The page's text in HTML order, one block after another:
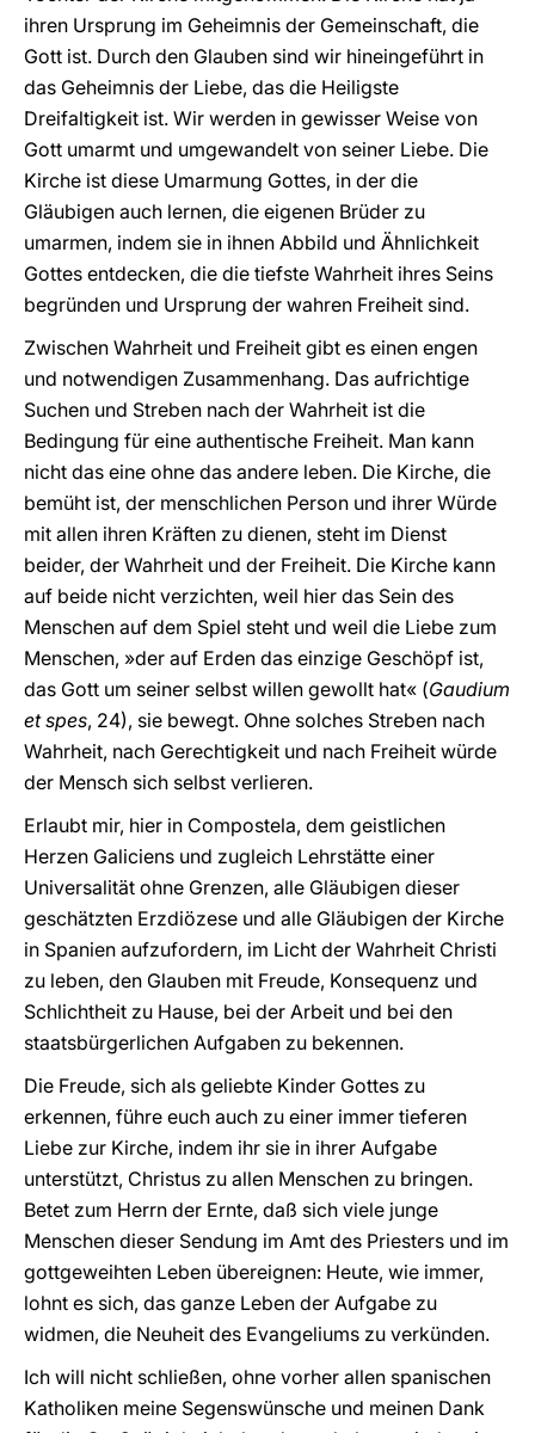
ihren Ursprung im Geheimnis der Gemeinschaft, die
Gott ist. Durch den Glauben sind wir hineingeführt in
das Geheimnis der Liebe, das die Heiligste
Dreifaltigkeit ist. Wir werden in gewisser Weise von
Gott umarmt und umgewandelt von seiner Liebe. Die
Kirche ist diese Umarmung Gottes, in der die
Gläubigen auch lernen, die eigenen Brüder zu
umarmen, indem sie in ihnen Abbild und Ähnlichkeit
Gottes entdecken, die die tiefste Wahrheit ihres Seins
begründen und Ursprung der wahren Freiheit sind.
Zwischen Wahrheit und Freiheit gibt es einen engen
und notwendigen Zusammenhang. Das aufrichtige
Suchen und Streben nach der Wahrheit ist die
Bedingung für eine authentische Freiheit. Man kann
nicht das eine ohne das andere leben. Die Kirche, die
bemüht ist, der menschlichen Person und ihrer Würde
mit allen ihren Kräften zu dienen, steht im Dienst
beider, der Wahrheit und der Freiheit. Die Kirche kann
auf beide nicht verzichten, weil hier das Sein des
Menschen auf dem Spiel steht und weil die Liebe zum
Menschen, »der auf Erden das einzige Geschöpf ist,
das Gott um seiner selbst willen gewollt hat« (Gaudium
et spes, 24), sie bewegt. Ohne solches Streben nach
Wahrheit, nach Gerechtigkeit und nach Freiheit würde
der Mensch sich selbst verlieren.
Erlaubt mir, hier in Compostela, dem geistlichen
Herzen Galiciens und zugleich Lehrstätte einer
Universalität ohne Grenzen, alle Gläubigen dieser
geschätzten Erzdiözese und alle Gläubigen der Kirche
in Spanien aufzufordern, im Licht der Wahrheit Christi
zu leben, den Glauben mit Freude, Konsequenz und
Schlichtheit zu Hause, bei der Arbeit und bei den
staatsbürgerlichen Aufgaben zu bekennen.
Die Freude, sich als geliebte Kinder Gottes zu
erkennen, führe euch auch zu einer immer tieferen
Liebe zur Kirche, indem ihr sie in ihrer Aufgabe
unterstützt, Christus zu allen Menschen zu bringen.
Betet zum Herrn der Ernte, daß sich viele junge
Menschen dieser Sendung im Amt des Priesters und im
gottgeweihten Leben übereignen: Heute, wie immer,
lohnt es sich, das ganze Leben der Aufgabe zu
widmen, die Neuheit des Evangeliums zu verkünden.
Ich will nicht schließen, ohne vorher allen spanischen
Katholiken meine Segenswünsche und meinen Dank